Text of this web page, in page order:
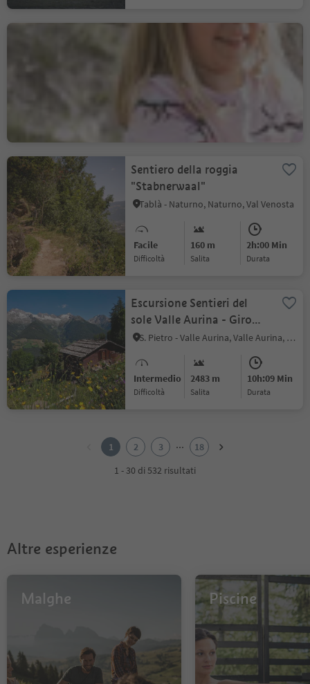
Sentiero didattico tra i
Rio Lagundo, Lagundo, Merano e dintorni
Facile 152 m
Salita
1h:00 Min
durata
Sentiero della roggia
"Stabnerwaal"
Tablà - Naturno, Naturno, Val Venosta
Facile
Difficoltà
160 m
Salita
2h:00 Min
durata
Escursione Sentieri del
sole Valle Aurina - Giro
delle malghe
S. Pietro - Valle Aurina, Valle Aurina, Valle Aurina
Intermedio
Difficoltà
2483 m
Salita
10h:09 Min
durata
10
12
17
18
1 2 3 ...
18
1 - 30 di 532 risultati
Altre esperienze
Malghe Piscine